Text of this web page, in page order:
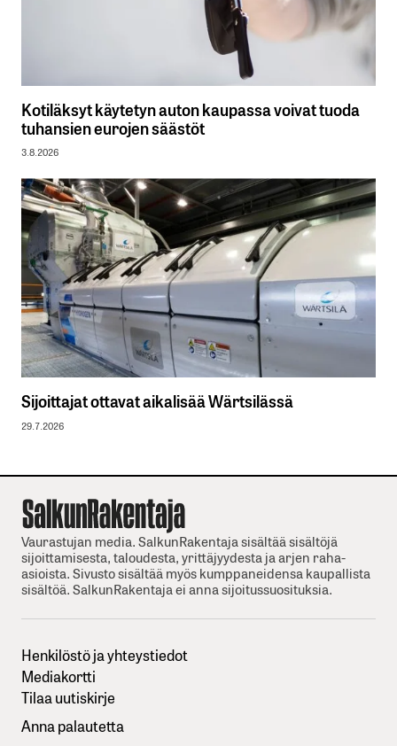
Kotiläksyt käytetyn auton kaupassa voivat tuoda
tuhansien eurojen säästöt
3.8.2026
Sijoittajat ottavat aikalisää Wärtsilässä
29.7.2026
Vaurastujan media. SalkunRakentaja sisältää sisältöjä
sijoittamisesta, taloudesta, yrittäjyydesta ja arjen raha-
asioista. Sivusto sisältää myös kumppaneidensa kaupallista
sisältöä. SalkunRakentaja ei anna sijoitussuosituksia.
Henkilöstö ja yhteystiedot
Mediakortti
Tilaa uutiskirje
Anna palautetta